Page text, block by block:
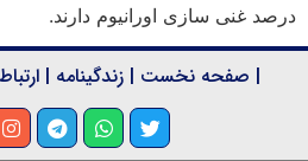
درصد غنی سازی اورانیوم دارند.
| صفحه نخست | زندگینامه |